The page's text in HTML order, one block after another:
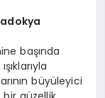
başında
büyüleyici